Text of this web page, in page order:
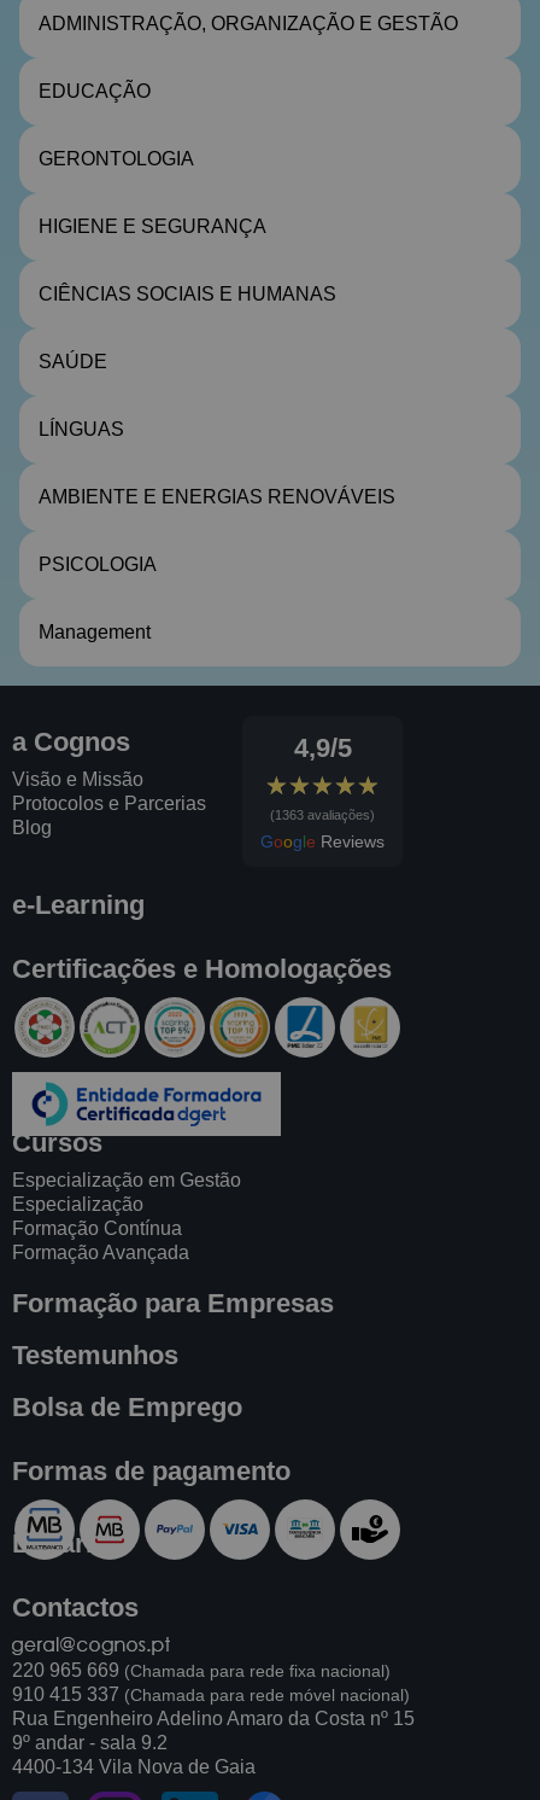
ADMINISTRAÇÃO, ORGANIZAÇÃO E GESTÃO
EDUCAÇÃO
GERONTOLOGIA
HIGIENE E SEGURANÇA
CIÊNCIAS SOCIAIS E HUMANAS
SAÚDE
LÍNGUAS
AMBIENTE E ENERGIAS RENOVÁVEIS
PSICOLOGIA
Management
a Cognos
Visão e Missão
Protocolos e Parcerias
Blog
4,9/5
★★★★★
★★★★★
(1363 avaliações)
Google Reviews
e-Learning
Certificações e Homologações
Cursos
Especialização em Gestão
Especialização
Formação Contínua
Formação Avançada
Formação para Empresas
Testemunhos
Bolsa de Emprego
Formas de pagamento
Livraria
Contactos
220 965 669 (Chamada para rede fixa nacional)
910 415 337 (Chamada para rede móvel nacional)
Rua Engenheiro Adelino Amaro da Costa nº 15
9º andar - sala 9.2
4400-134 Vila Nova de Gaia